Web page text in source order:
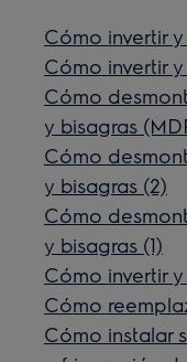
Cómo invertir
Cómo invertir
Cómo
y bisagras
Cómo
y bisagras (2)
Cómo
y bisagras (1)
Cómo invertir
Cómo
Cómo instalar